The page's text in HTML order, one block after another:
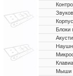
Блоки
Мыши